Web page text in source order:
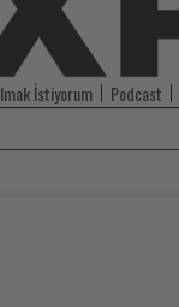
İstiyorum Podcast